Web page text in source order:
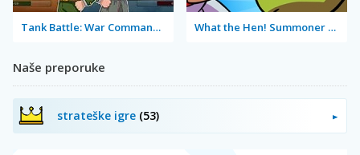
Tank Battle: War Commander What the Hen! Summoner Spring
Naše preporuke
strateške igre (53)